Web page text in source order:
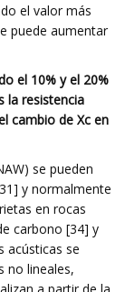
el valor más
puede aumentar
el 10% y el 20%
la resistencia
cambio de Xc en
se pueden
y normalmente
en rocas
carbono [34] y
acústicas se
no lineales,